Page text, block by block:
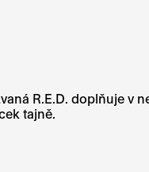
R.E.D. doplňuje
tajně.